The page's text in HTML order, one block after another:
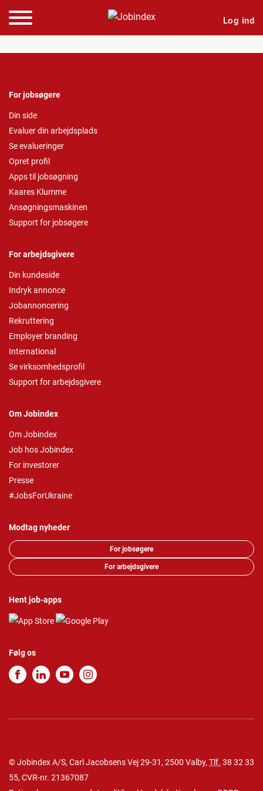
Log ind
For jobsøgere
Din side
Evaluer din arbejdsplads
Se evalueringer
Opret profil
Apps til jobsøgning
Kaares Klumme
Ansøgningsmaskinen
Support for jobsøgere
For arbejdsgivere
Din kundeside
Indryk annonce
Jobannoncering
Rekruttering
Employer branding
International
Se virksomhedsprofil
Support for arbejdsgivere
Om Jobindex
Om Jobindex
Job hos Jobindex
For investorer
Presse
#JobsForUkraine
Modtag nyheder
For jobsøgere
For arbejdsgivere
Hent job-apps
Følg os
© Jobindex A/S, Carl Jacobsens Vej 29-31, 2500 Valby, Tlf. 38 32 33
55, CVR-nr. 21367087